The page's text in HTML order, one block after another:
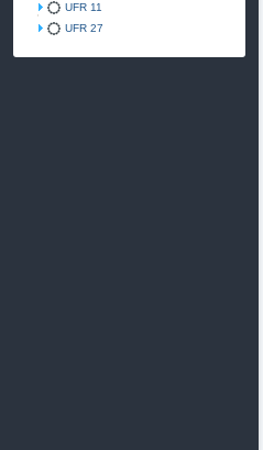
UFR 11
UFR 27